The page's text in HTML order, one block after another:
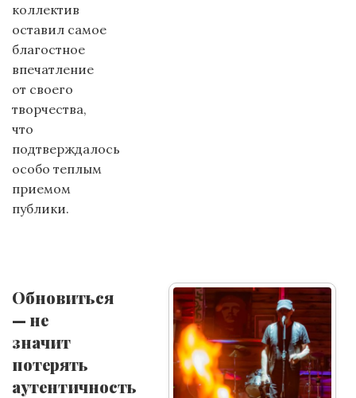
коллектив
оставил самое
благостное
впечатление
от своего
творчества,
что
подтверждалось
особо теплым
приемом
публики.
Обновиться
— не
значит
потерять
аутентичность